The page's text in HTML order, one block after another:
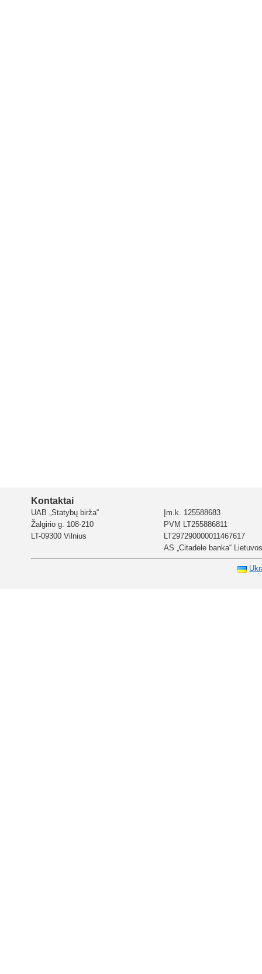
Kontaktai
UAB „Statybų birža“
Žalgirio g. 108-210
LT-09300 Vilnius
Įm.k. 125588683
PVM LT255886811
LT297290000011467617
AS „Citadele banka“